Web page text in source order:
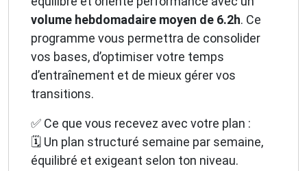
volume hebdomadaire moyen de 6.2h. Ce
programme vous permettra de consolider
vos bases, d’optimiser votre temps
d’entraînement et de mieux gérer vos
transitions.
✅ Ce que vous recevez avec votre plan :
🗓️ Un plan structuré semaine par semaine,
équilibré et exigeant selon ton niveau.